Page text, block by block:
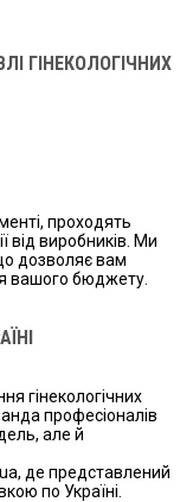
ГІНЕКОЛОГІЧНИХ
проходять
від виробників. Ми
дозволяє вам
вашого бюджету.
гінекологічних
професіоналів
але й
де представлений
по Україні.